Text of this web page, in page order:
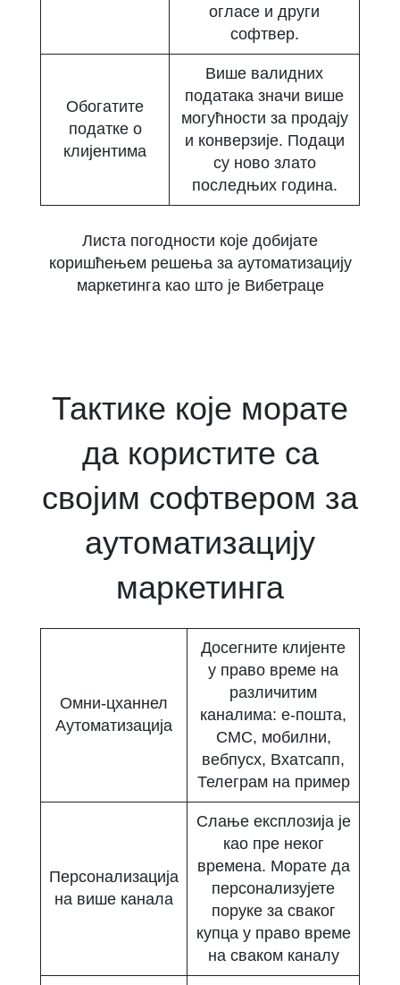
огласе и други
софтвер.
Обогатите
податке о
клијентима
Више валидних
података значи више
могућности за продају
и конверзије. Подаци
су ново злато
последњих година.
Листа погодности које добијате
коришћењем решења за аутоматизацију
маркетинга као што је Вибетраце
Тактике које морате
да користите са
својим софтвером за
аутоматизацију
маркетинга
Омни-цханнел
Аутоматизација
Досегните клијенте
у право време на
различитим
каналима: е-пошта,
СМС, мобилни,
вебпусх, Вхатсапп,
Телеграм на пример
Персонализација
на више канала
Слање експлозија је
као пре неког
времена. Морате да
персонализујете
поруке за сваког
купца у право време
на сваком каналу